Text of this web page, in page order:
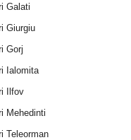
Galati
Giurgiu
Gorj
Ialomita
Ilfov
Mehedinti
Teleorman